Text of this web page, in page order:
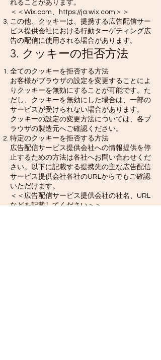
れることがあります。
＜＜Wix.com、
https://ja.wix.com ＞＞
この他、クッキーは、提携する広告配信サー
ビス提供会社における行動ターゲティング広
告の配信に使用される場合があります。
3. クッキーの拒否方法
全てのクッキーを拒否する方法
お客様がブラウザの設定を変更することによ
りクッキーを無効にすることが可能です。た
だし、クッキーを無効にした場合は、一部の
サービスが受けられない場合があります。
クッキーの設定の変更方法については、各ブ
ラウザの製造元へご確認ください。
特定のクッキーを拒否する方法
広告配信サービス提供会社への情報提供を停
止するための方法は各社へお問い合わせくだ
さい。以下に記載する提携先の主な広告配信
サービス提供会社各社のURLからでもご確認
いただけます。
＜＜広告配信サービス提供会社の社名、URL
などを記載してください＞＞